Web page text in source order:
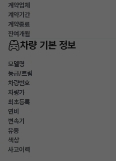
계약업체
계약기간
계약종료
잔여개월
차량 기본 정보
모델명
등급/트림
차량번호
차량가
최초등록
연비
변속기
유종
색상
사고이력